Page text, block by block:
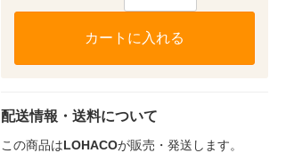
カートに入れる
配送情報・送料について
この商品はLOHACOが販売・発送します。